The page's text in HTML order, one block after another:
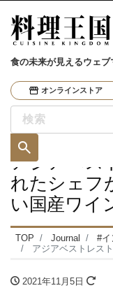
食の未来が見えるウェブ
オンラインストア
アジアベス
れたシェフ
い国産ワイ
TOP Journal
#イ
アジアベストレストラン
2021年11月5日